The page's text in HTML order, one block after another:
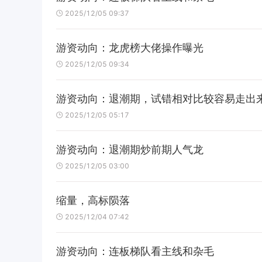
2025/12/05 09:37
游资动向：龙虎榜大佬操作曝光
2025/12/05 09:34
游资动向：退潮期，试错相对比较容易走出
2025/12/05 05:17
游资动向：退潮期炒前期人气龙
2025/12/05 03:00
缩量，高标陨落
2025/12/04 07:42
游资动向：连板梯队看主线和杂毛